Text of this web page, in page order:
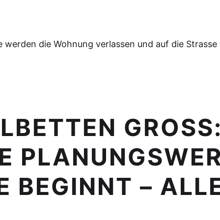
werden die Wohnung verlassen und auf die Strasse
BEGINNT –